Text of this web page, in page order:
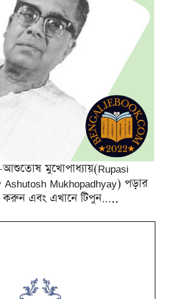
আশুতোষ মুখোপাধ্যায়(Rupasi
Ashutosh Mukhopadhyay) পড়ার
করুন এবং এখানে টিপুন…..